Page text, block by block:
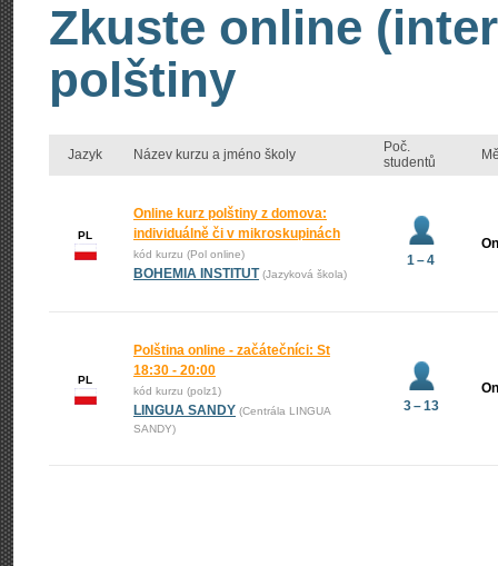
Zkuste online
polštiny
Jazyk Název kurzu a jméno školy
Poč.
studentů
PL
Online kurz polštiny z domova:
individuálně či v mikroskupinách
kód kurzu (Pol online)
BOHEMIA INSTITUT (Jazyková škola)
1 – 4
PL
Polština online - začátečníci: St
18:30 - 20:00
kód kurzu (polz1)
LINGUA SANDY (Centrála LINGUA
SANDY)
3 – 13